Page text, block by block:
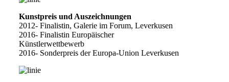
Kunstpreis und Auszeichnungen
2012- Finalistin, Galerie im Forum, Leverkusen
2016- Finalistin Europäischer
Künstlerwettbewerb
2016- Sonderpreis der Europa-Union Leverkusen